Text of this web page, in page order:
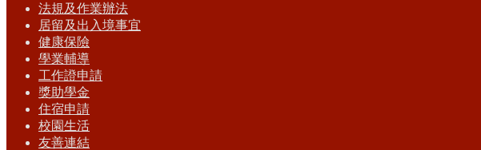
法規及作業辦法
居留及出入境事宜
健康保險
學業輔導
工作證申請
獎助學金
住宿申請
校園生活
友善連結